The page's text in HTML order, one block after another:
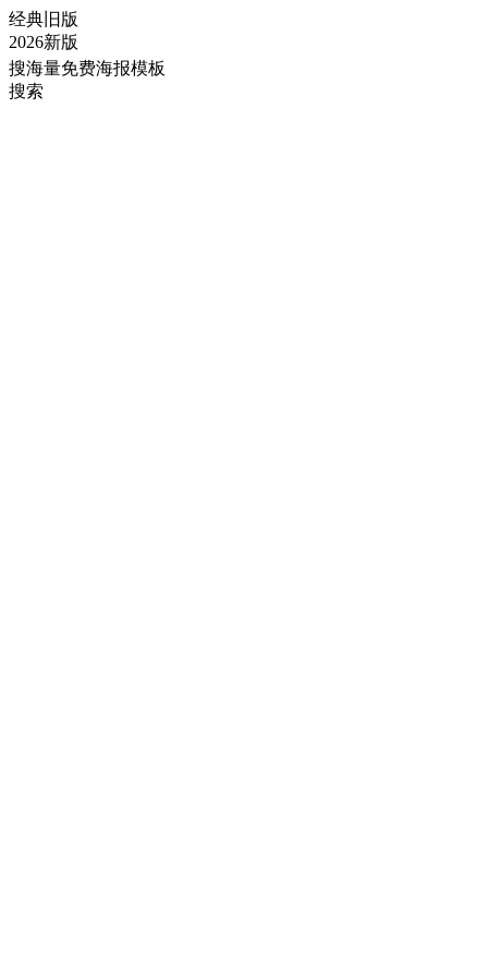
经典旧版
2026新版
搜海量免费海报模板
搜索